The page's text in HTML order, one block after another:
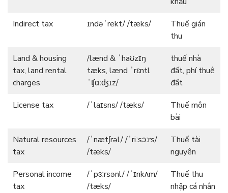
Indirect tax
ɪndəˈrekt/ /tæks/
Thuế gián
thu
Land & housing
tax, land rental
charges
/lænd & ˈhaʊzɪŋ
tæks, lænd ˈrɛntl
ˈʧɑːʤɪz/
thuế nhà
đất, phí thuê
đất
License tax
/ˈlaɪsns/ /tæks/
Thuế môn
bài
Natural resources
tax
/ˈnætʃrəl/ /ˈriːsɔːrs/
/tæks/
Thuế tài
nguyên
Personal income
tax
/ˈpɜːrsənl/ /ˈɪnkʌm/
/tæks/
Thuế thu
nhập cá nhân